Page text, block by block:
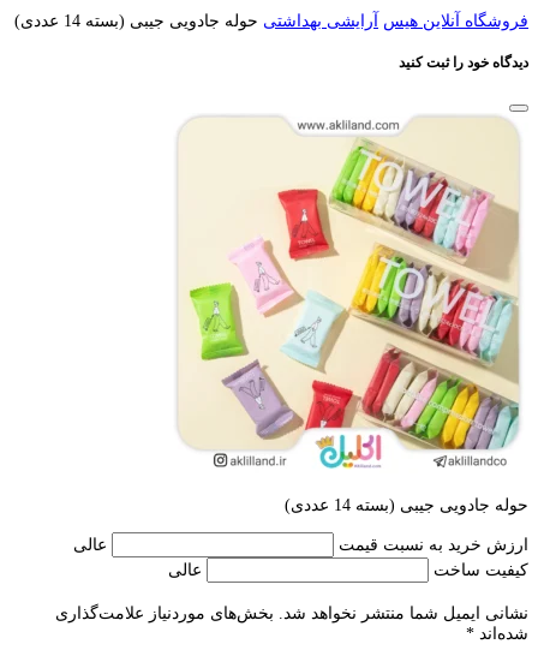
فروشگاه آنلاین هیس آرایشی بهداشتی حوله جادویی جیبی (بسته 14 عددی)
دیدگاه خود را ثبت کنید
حوله جادویی جیبی (بسته 14 عددی)
ارزش خرید به نسبت قیمت
عالی
کیفیت ساخت
عالی
نشانی ایمیل شما منتشر نخواهد شد.
بخش‌های موردنیاز علامت‌گذاری
شده‌اند *